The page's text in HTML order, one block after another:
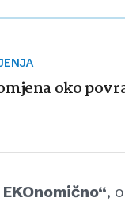
oko
,